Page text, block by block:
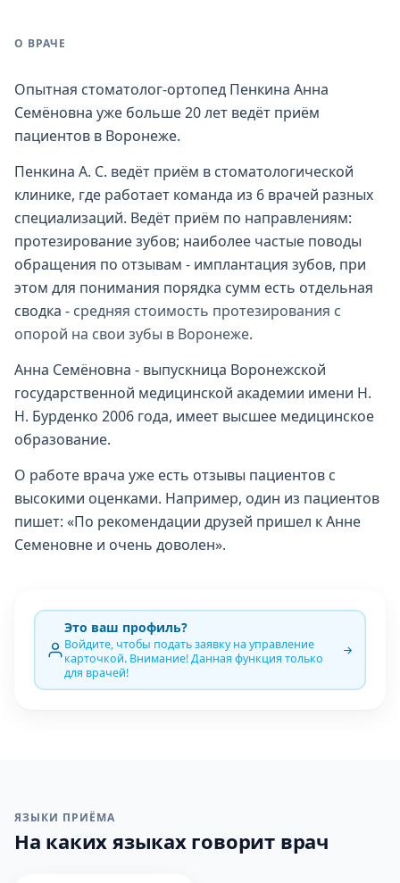
О ВРАЧЕ
Опытная стоматолог-ортопед Пенкина Анна
Семёновна уже больше 20 лет ведёт приём
пациентов в Воронеже.
Пенкина А. С. ведёт приём в стоматологической
клинике, где работает команда из 6 врачей разных
специализаций. Ведёт приём по направлениям:
протезирование зубов; наиболее частые поводы
обращения по отзывам - имплантация зубов, при
этом для понимания порядка сумм есть отдельная
сводка - средняя стоимость протезирования с
опорой на свои зубы в Воронеже.
Анна Семёновна - выпускница Воронежской
государственной медицинской академии имени Н.
Н. Бурденко 2006 года, имеет высшее медицинское
образование.
О работе врача уже есть отзывы пациентов с
высокими оценками. Например, один из пациентов
пишет: «По рекомендации друзей пришел к Анне
Семеновне и очень доволен».
Это ваш профиль?
Войдите, чтобы подать заявку на управление
карточкой. Внимание! Данная функция только
для врачей!
ЯЗЫКИ ПРИЁМА
На каких языках говорит врач